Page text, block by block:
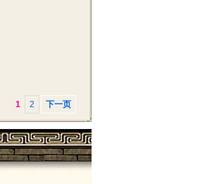
1 2 下一页